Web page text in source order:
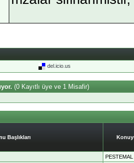
del.icio.us
(0 Kayıtlı üye ve 1 Misafir)
Başlıkları
PESTEMAL